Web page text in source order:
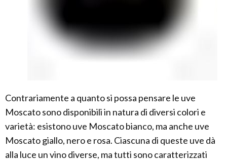
Contrariamente a quanto si possa pensare le uve
Moscato sono disponibili in natura di diversi colori e
varietà: esistono uve Moscato bianco, ma anche uve
Moscato giallo, nero e rosa. Ciascuna di queste uve dà
alla luce un vino diverse, ma tutti sono caratterizzati